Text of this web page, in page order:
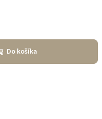
Do košíka